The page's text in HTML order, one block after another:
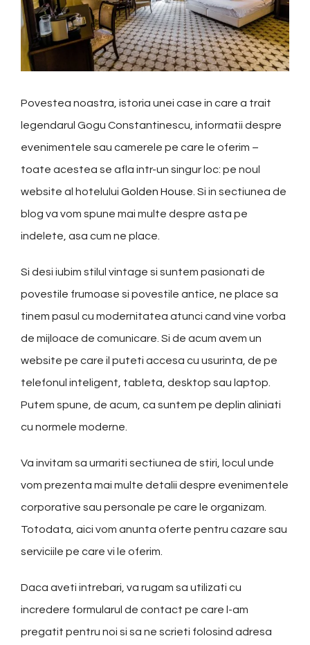
Povestea noastra, istoria unei case in care a trait
legendarul Gogu Constantinescu, informatii despre
evenimentele sau camerele pe care le oferim –
toate acestea se afla intr-un singur loc: pe noul
website al hotelului Golden House . Si in sectiunea de
blog va vom spune mai multe despre asta pe
indelete, asa cum ne place.
Si desi iubim stilul vintage si suntem pasionati de
povestile frumoase si povestile antice, ne place sa
tinem pasul cu modernitatea atunci cand vine vorba
de mijloace de comunicare. Si de acum avem un
website pe care il puteti accesa cu usurinta, de pe
telefonul inteligent, tableta, desktop sau laptop.
Putem spune, de acum, ca suntem pe deplin aliniati
cu normele moderne.
Va invitam sa urmariti sectiunea de stiri, locul unde
vom prezenta mai multe detalii despre evenimentele
corporative sau personale pe care le organizam.
Totodata, aici vom anunta oferte pentru cazare sau
serviciile pe care vi le oferim.
Daca aveti intrebari, va rugam sa utilizati cu
incredere formularul de contact pe care l-am
pregatit pentru noi si sa ne scrieti folosind adresa